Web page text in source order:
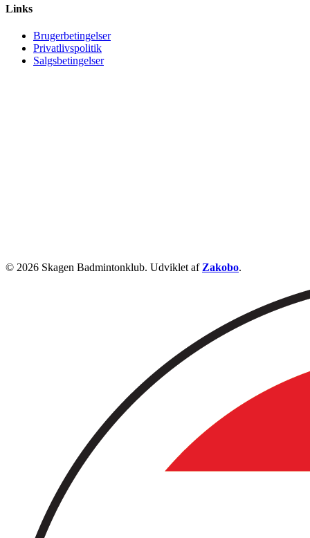
Links
Brugerbetingelser
Privatlivspolitik
Salgsbetingelser
© 2026 Skagen Badmintonklub. Udviklet af Zakobo.